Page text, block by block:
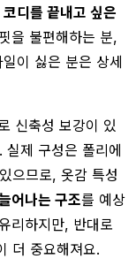
디를 끝내고 싶은
을 불편해하는 분,
이 싫은 분은 상세
신축성 보강이 있
제 구성은 폴리에
으므로, 옷감 특성
어나는 구조를 예상
리하지만, 반대로
더 중요해져요.